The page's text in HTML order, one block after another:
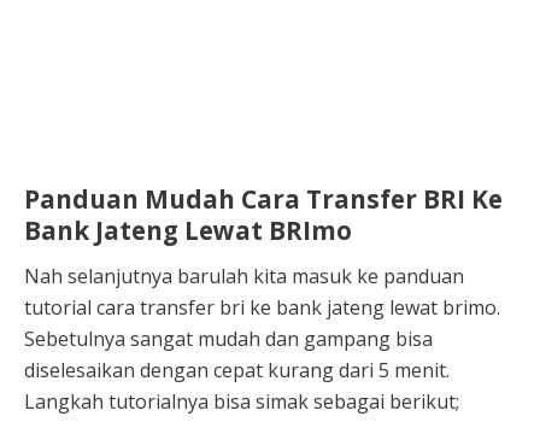
Panduan Mudah Cara Transfer BRI Ke
Bank Jateng Lewat BRImo
Nah selanjutnya barulah kita masuk ke panduan
tutorial cara transfer bri ke bank jateng lewat brimo.
Sebetulnya sangat mudah dan gampang bisa
diselesaikan dengan cepat kurang dari 5 menit.
Langkah tutorialnya bisa simak sebagai berikut;